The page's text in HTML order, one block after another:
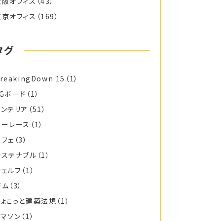
オフィス （169）
グ
15 （1）
ボード （1）
テリア （51）
レース （1）
ェ （3）
テナブル （1）
ルフ （1）
（3）
こっと建築法規 （1）
ソン （1）